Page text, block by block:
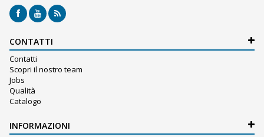
CONTATTI
Contatti
Scopri il nostro team
Jobs
Qualità
Catalogo
INFORMAZIONI